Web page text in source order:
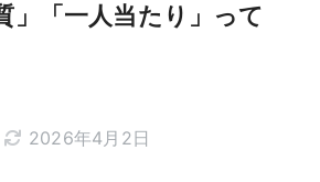
」「一人当たり」って
2026年4月2日